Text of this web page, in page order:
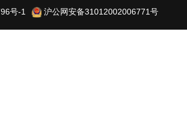
号-1 沪公网安备31012002006771号